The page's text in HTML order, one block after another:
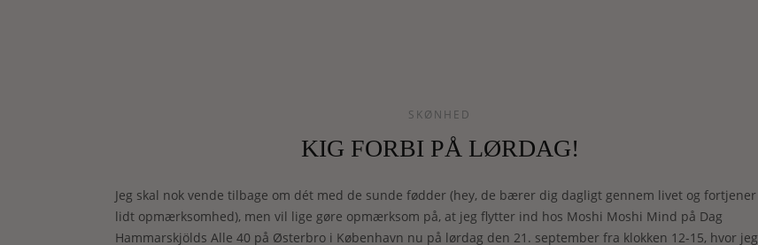
SKØNHED
KIG FORBI PÅ LØRDAG!
Jeg skal nok vende tilbage om dét med de sunde fødder (hey, de bærer dig dagligt gennem livet og fortjener
lidt opmærksomhed), men vil lige gøre opmærksom på, at jeg flytter ind hos Moshi Moshi Mind på Dag
Hammarskjölds Alle 40 på Østerbro i København nu på lørdag den 21. september fra klokken 12-15, hvor jeg